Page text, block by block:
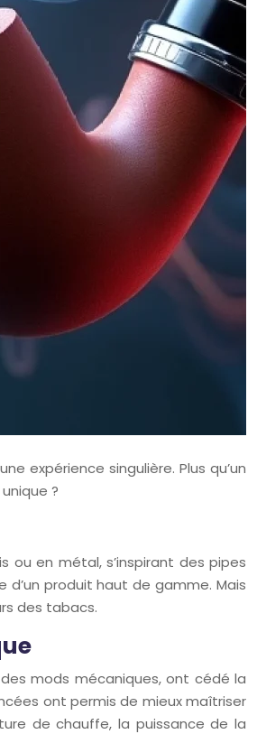
expérience singulière. Plus qu’un
?
ou en métal, s’inspirant des pipes
produit haut de gamme. Mais
des tabacs.
mods mécaniques, ont cédé la
ont permis de mieux maîtriser
de chauffe, la puissance de la